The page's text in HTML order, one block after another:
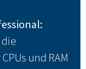
die
und RAM